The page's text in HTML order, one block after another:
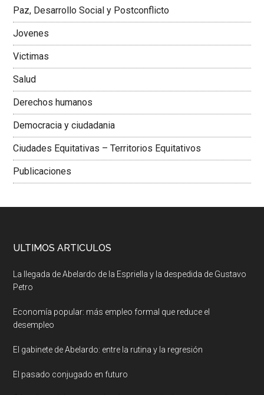
Paz, Desarrollo Social y Postconflicto
Jovenes
Victimas
Salud
Derechos humanos
Democracia y ciudadania
Ciudades Equitativas – Territorios Equitativos
Publicaciones
ULTIMOS ARTICULOS
La llegada de Abelardo de la Espriella y la despedida de Gustavo
Petro
Economía popular: más empleo formal que reduce el
desempleo
El gabinete de Abelardo: entre la rutina y la regresión
El pasado conjugado en futuro